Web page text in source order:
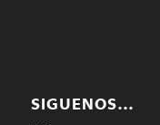
SIGUENOS…